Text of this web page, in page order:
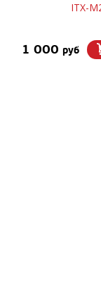
ITX-
1 000 руб